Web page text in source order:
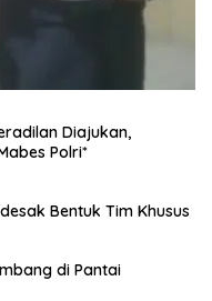
Diajukan,
Polri*
Bentuk Tim Khusus
di Pantai